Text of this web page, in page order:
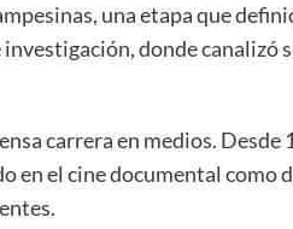
una etapa que
donde
carrera en medios.
en el cine documental como